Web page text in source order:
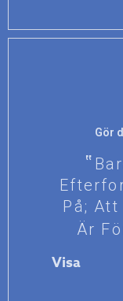
Gör
På;
Är
Visa